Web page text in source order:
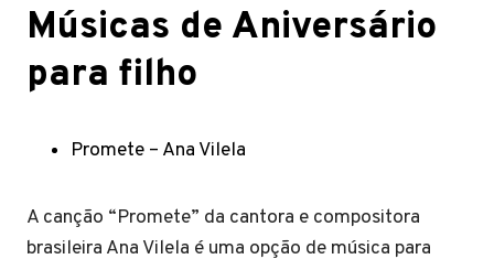
Músicas de Aniversário
para filho
Promete – Ana Vilela
A canção “Promete” da cantora e compositora
brasileira Ana Vilela é uma opção de música para